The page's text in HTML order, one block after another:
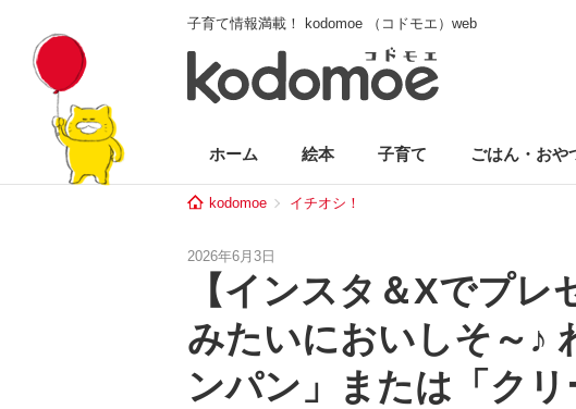
子育て情報満載！ kodomoe （コドモエ）web
ホーム 絵本 子育て ごはん・おや
kodomoe イチオシ！
2026年6月3日
【インスタ＆Xでプ
みたいにおいしそ～♪
ンパン」または「ク